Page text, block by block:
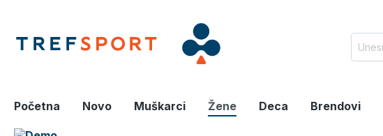
Početna Novo Muškarci Žene Deca Brendovi